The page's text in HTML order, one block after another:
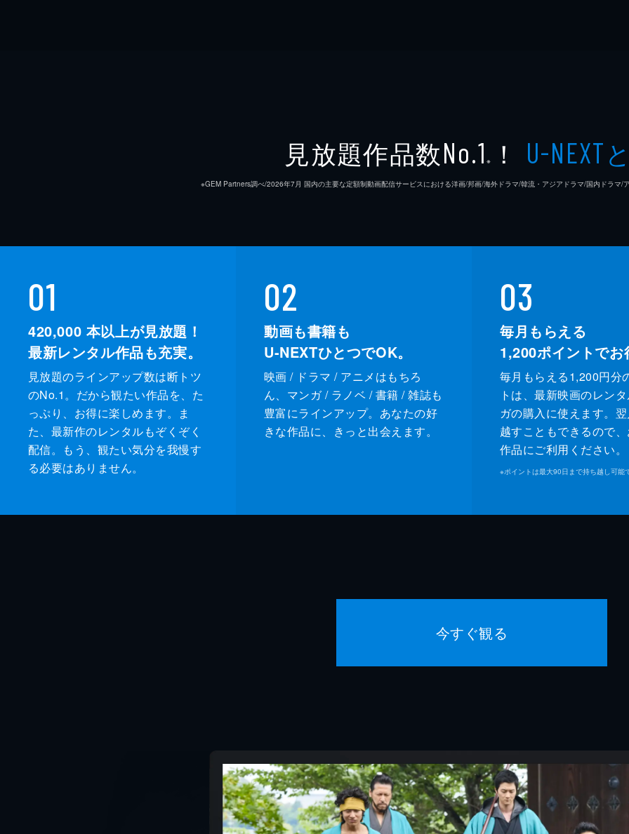
見放題作品数No.1 ※ ！ U-NEXT
※GEM Partners調べ/2026年7⽉ 国内の主要な定額制動画配信サービスにおける洋画/邦画/海外ドラマ/韓流・アジアドラマ/国内ドラマ/
01
420,000 本以上が見放題！
最新レンタル作品も充実。
見放題のラインアップ数は断トツ
のNo.1。だから観たい作品を、た
っぷり、お得に楽しめます。ま
た、最新作のレンタルもぞくぞく
配信。もう、観たい気分を我慢す
る必要はありません。
02
動画も書籍も
U-NEXTひとつでOK。
映画 / ドラマ / アニメはもちろ
ん、マンガ / ラノベ / 書籍 / 雑誌も
豊富にラインアップ。あなたの好
きな作品に、きっと出会えます。
03
毎月もらえる
1,200ポイントでお
毎月もらえる1,200円分
トは、最新映画のレン
ガの購入に使えます。
越すこともできるので
作品にご利用ください。
※ポイントは最大90日まで持ち越し可能
今すぐ観る